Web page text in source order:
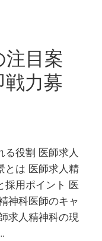
目案
力募
る役割 医師求人
とは 医師求人精
採用ポイント 医
神科医師のキャ
求人精神科の現